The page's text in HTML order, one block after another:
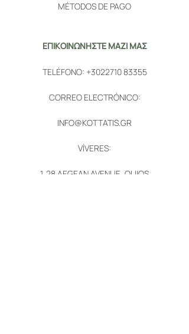
MÉTODOS DE PAGO
ΕΠΙΚΟΙΝΩΝΗΣΤΕ ΜΑΖΙ ΜΑΣ
TELÉFONO: +3022710 83355
CORREO ELECTRÓNICO:
INFO@KOTTATIS.GR
VÍVERES:
1. 28 AEGEAN AVENUE, QUIOS